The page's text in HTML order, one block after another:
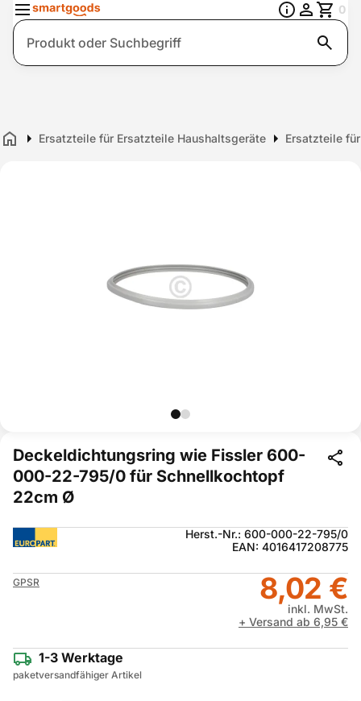
Suche
0
Home Ersatzteile für Ersatzteile Haushaltsgeräte Ersatzteile
Deckeldichtungsring wie Fissler 600-
000-22-795/0 für Schnellkochtopf
22cm Ø
Herst.-Nr.: 600-000-22-795/0
EAN: 4016417208775
GPSR 8,02 €
inkl. MwSt.
+ Versand ab 6,95 €
1-3 Werktage
paketversandfähiger Artikel